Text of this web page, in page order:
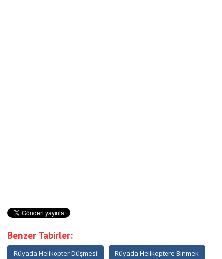
Benzer Tabirler:
Rüyada Helikopter Düşmesi Rüyada Helikoptere Binmek